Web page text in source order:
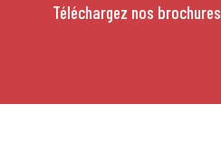
Téléchargez nos brochures